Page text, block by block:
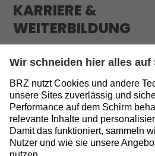
KARRIERE &
WEITERBILDUNG
MEDIATHEK & BLOG
INFORMATIONEN
Sitemap